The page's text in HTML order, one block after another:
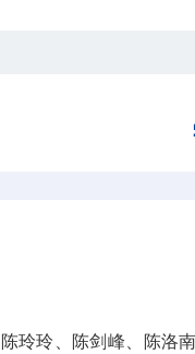
玲玲、陈剑峰、陈洛